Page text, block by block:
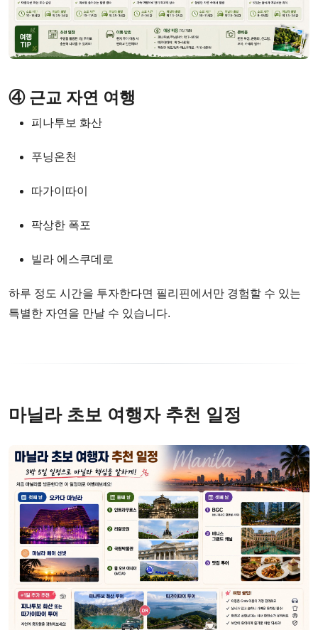
④ 근교 자연 여행
피나투보 화산
푸닝온천
따가이따이
팍상한 폭포
빌라 에스쿠데로
하루 정도 시간을 투자한다면 필리핀에서만 경험할 수 있는
특별한 자연을 만날 수 있습니다.
마닐라 초보 여행자 추천 일정